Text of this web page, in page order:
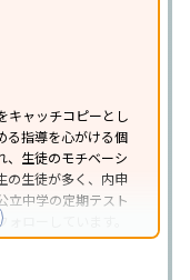
キャッチコピーとし
る指導を心がける個
、生徒のモチベーシ
の生徒が多く、内申
立中学の定期テスト
ローしています。
語は各教科書に合わ
を深められます。